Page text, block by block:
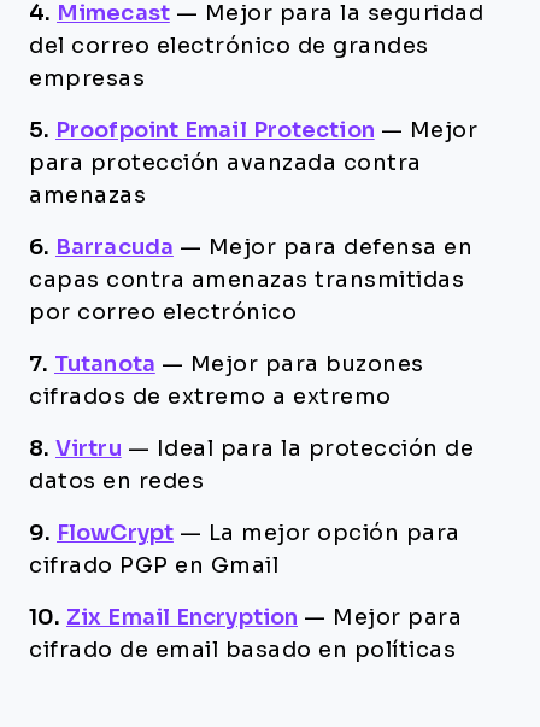
4. Mimecast — Mejor para la seguridad
del correo electrónico de grandes
empresas
5. Proofpoint Email Protection — Mejor
para protección avanzada contra
amenazas
6. Barracuda — Mejor para defensa en
capas contra amenazas transmitidas
por correo electrónico
7. Tutanota — Mejor para buzones
cifrados de extremo a extremo
8. Virtru —
Ideal para la protección de
datos en redes
9. FlowCrypt — La mejor opción para
cifrado PGP en Gmail
10. Zix Email Encryption — Mejor para
cifrado de email basado en políticas